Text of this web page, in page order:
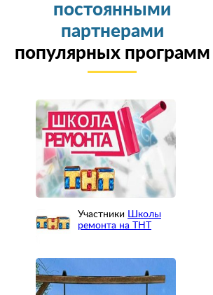
постоянными
партнерами
популярных программ
Участники Школы
ремонта на ТНТ